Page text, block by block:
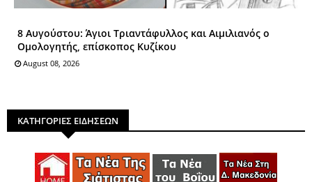
8 Αυγούστου: Άγιοι Tριαντάφυλλος και Αιμιλιανός ο
Ομολογητής, επίσκοπος Κυζίκου
August 08, 2026
ΚΑΤΗΓΟΡΙΕΣ ΕΙΔΗΣΕΩΝ